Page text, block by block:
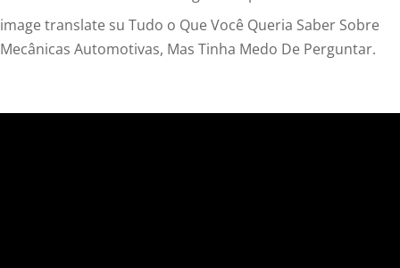
image translate su Tudo o Que Você Queria Saber Sobre
Mecânicas Automotivas, Mas Tinha Medo De Perguntar.